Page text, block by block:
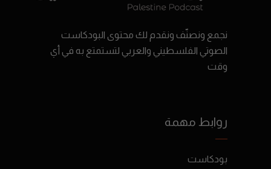
نجمع ونصنّف ونقدم لك محتوى البودكاست
الصوتي الفلسطيني والعربي لتستمتع به في أي
وقت
روابط مهمة
بودكاست